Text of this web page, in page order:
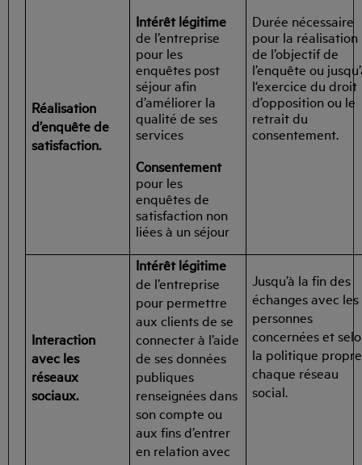
Réalisation
d’enquête de
satisfaction.
Intérêt légitime
de l’entreprise
pour les
enquêtes post
séjour afin
d’améliorer la
qualité de ses
services
Consentement
pour les
enquêtes de
satisfaction non
liées à un séjour
Durée nécessaire
pour la réalisation
de l’objectif de
l’enquête ou
l‘exercice du droit
d’opposition ou le
retrait du
consentement.
Interaction
avec les
réseaux
sociaux.
Intérêt légitime
de l’entreprise
pour permettre
aux clients de se
connecter à l’aide
de ses données
publiques
renseignées dans
son compte ou
aux fins d’entrer
en relation avec
Jusqu’à la fin des
échanges avec les
personnes
concernées et
la politique
chaque réseau
social.